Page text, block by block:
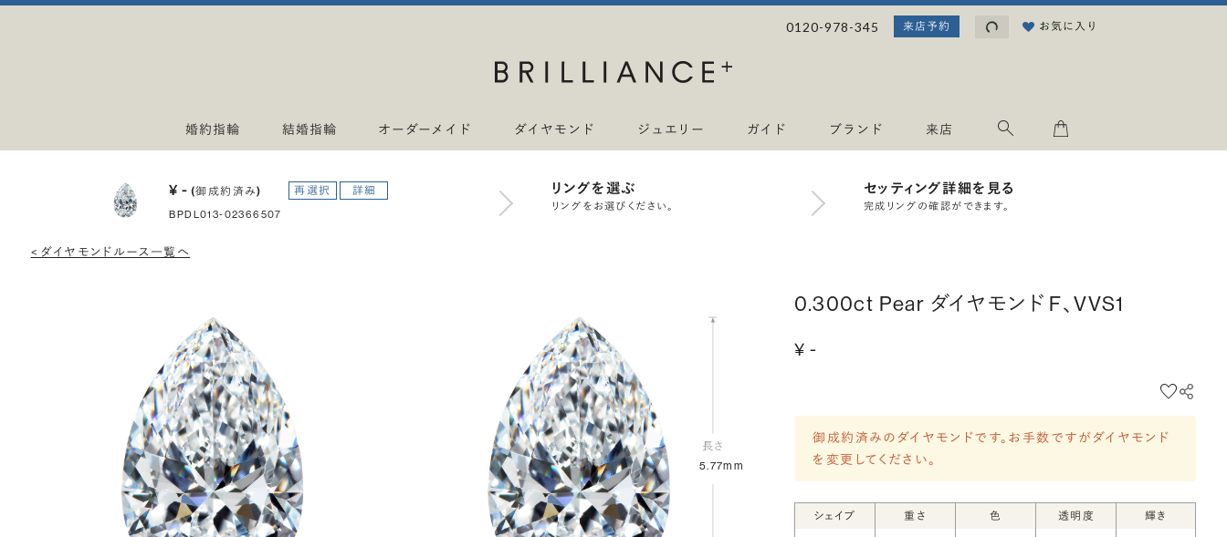
0120-978-345 来店予約 読み込み中...お気に入り
婚約指輪 結婚指輪 オーダーメイド ダイヤモンド ジュエリー ガイド ブランド 来店
¥ -(御成約済み) 再選択 詳細
BPDL013-02366507
リングを選ぶ
リングをお選びください。
セッティング詳細を見る
完成リングの確認ができます。
< ダイヤモンドルース一覧へ
5.77mm
0.300ct Pear ダイヤモンド F、VVS1
¥ -
御成約済みのダイヤモンドです。お手数ですがダイヤモンド
を変更してください。
シェイプ 重さ 色 透明度 輝き